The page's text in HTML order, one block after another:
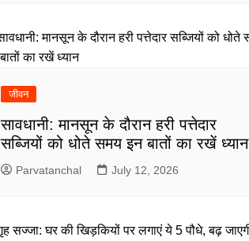
जीवन
सावधानी: मानसून के दौरान हरी पत्तेदार
सब्जियों को धोते समय इन बातों का रखें ध्यान
Parvatanchal July 12, 2026